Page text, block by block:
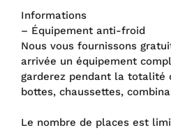
Informations
– Équipement anti-froid
Nous vous fournissons
arrivée un équipement
garderez pendant la totalité
bottes, chaussettes,
Le nombre de places est